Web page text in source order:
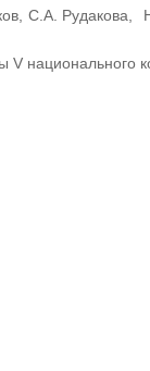
С.А. Рудакова,
V национального